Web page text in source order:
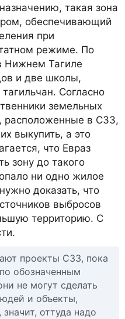
такая зона
обеспечивающий
при
режиме. По
Нижнем Тагиле
и две школы,
Согласно
земельных
расположенные в СЗЗ,
выкупить, а это
что Евраз
зону до такого
ни одно жилое
доказать, что
выбросов
территорию. С
проекты СЗЗ, пока
обозначенным
не могут сделать
и объекты,
оттуда надо